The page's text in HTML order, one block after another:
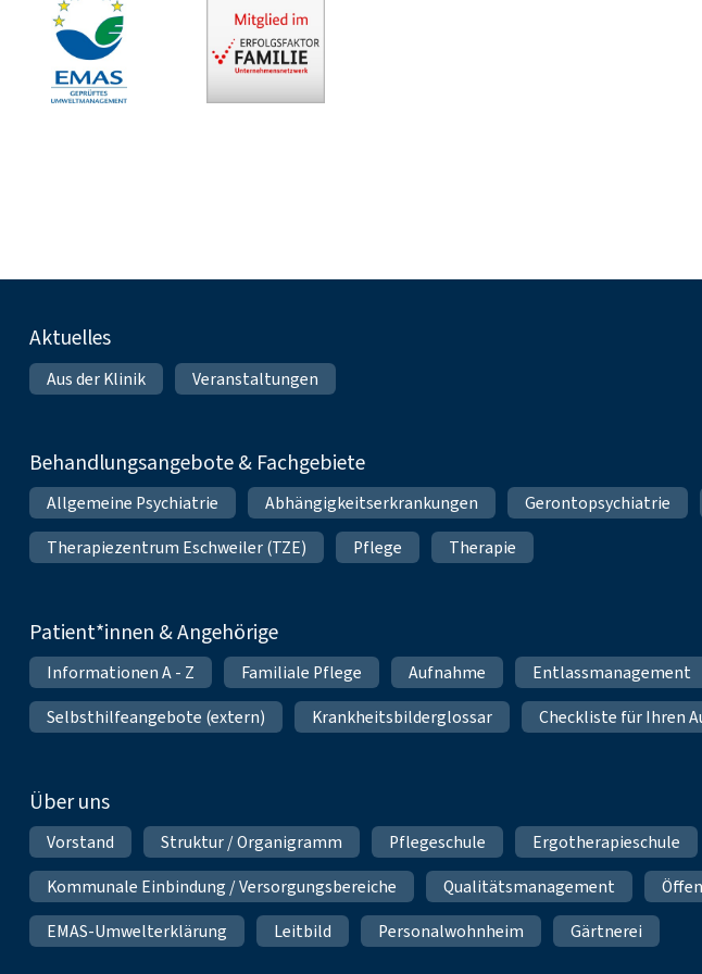
Fußnavigation
Aktuelles
Aus der Klinik Veranstaltungen
Behandlungsangebote & Fachgebiete
Allgemeine Psychiatrie Abhängigkeitserkrankungen Gerontopsychiatrie
Therapiezentrum Eschweiler (TZE)
Pflege Therapie
Patient*innen & Angehörige
Informationen A - Z Familiale Pflege Aufnahme Entlassmanagement
Selbsthilfeangebote (extern)
Krankheitsbilderglossar Checkliste für Ihren
Über uns
Vorstand Struktur / Organigramm Pflegeschule Ergotherapieschule
Kommunale Einbindung / Versorgungsbereiche
Qualitätsmanagement
EMAS-Umwelterklärung
Leitbild Personalwohnheim Gärtnerei